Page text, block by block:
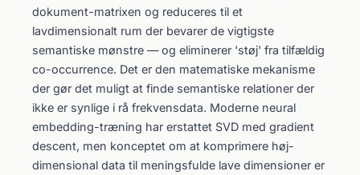
dokument-matrixen og reduceres til et
lavdimensionalt rum der bevarer de vigtigste
semantiske mønstre — og eliminerer 'støj' fra tilfældig
co-occurrence. Det er den matematiske mekanisme
der gør det muligt at finde semantiske relationer der
ikke er synlige i rå frekvensdata. Moderne neural
embedding-træning har erstattet SVD med gradient
descent, men konceptet om at komprimere høj-
dimensional data til meningsfulde lave dimensioner er